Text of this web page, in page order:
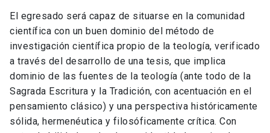
El egresado será capaz de situarse en la comunidad
científica con un buen dominio del método de
investigación científica propio de la teología, verificado
a través del desarrollo de una tesis, que implica
dominio de las fuentes de la teología (ante todo de la
Sagrada Escritura y la Tradición, con acentuación en el
pensamiento clásico) y una perspectiva históricamente
sólida, hermenéutica y filosóficamente crítica. Con